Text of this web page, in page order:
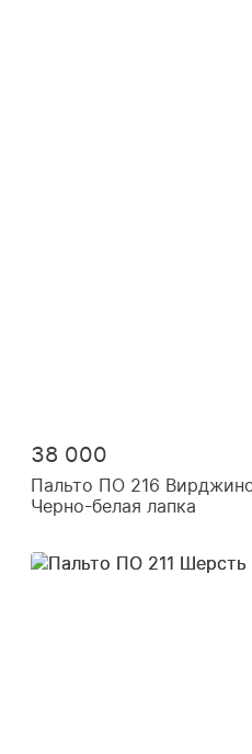
38 000
Пальто ПО 216
Черно-белая лапка